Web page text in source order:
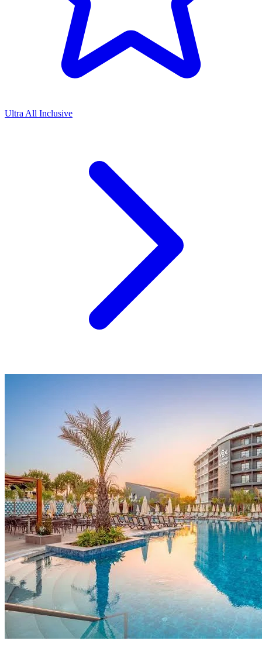
Ultra All Inclusive